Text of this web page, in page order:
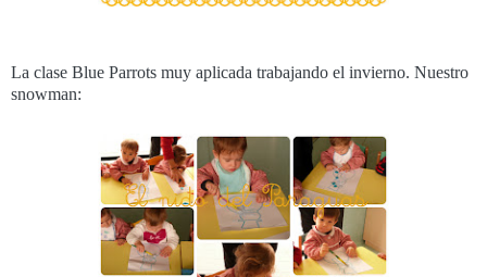
La clase Blue Parrots muy aplicada trabajando el invierno. Nuestro
snowman: